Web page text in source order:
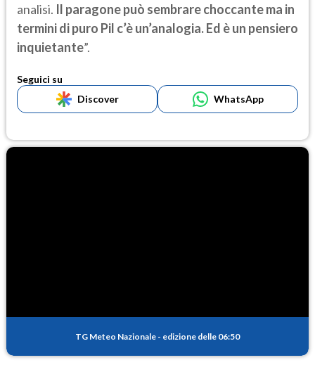
analisi. Il paragone può sembrare choccante ma in
termini di puro Pil c’è un’analogia. Ed è un pensiero
inquietante”.
Seguici su
Discover
WhatsApp
TG Meteo Nazionale - edizione delle 06:50